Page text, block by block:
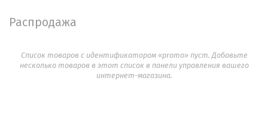
Распродажа
Список товаров с идентификатором «promo» пуст. Добавьте
несколько товаров в этот список в панели управления вашего
интернет-магазина.